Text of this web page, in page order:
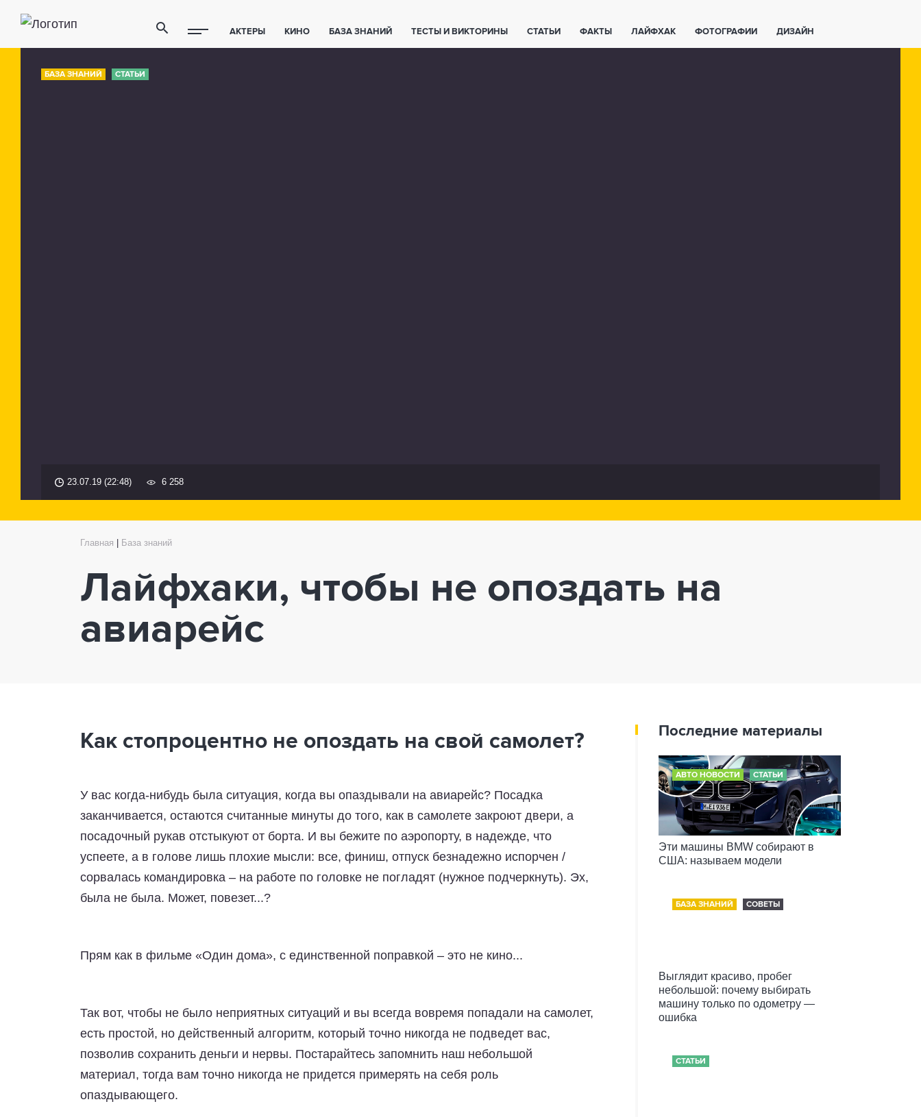
АКТЕРЫ КИНО БАЗА ЗНАНИЙ ТЕСТЫ И ВИКТОРИНЫ СТАТЬИ ФАКТЫ ЛАЙФХАК ФОТОГРАФИИ ДИЗАЙН
БАЗА ЗНАНИЙ СТАТЬИ
23.07.19 (22:48) 6 258
Главная База знаний
Лайфхаки, чтобы не опоздать на
авиарейс
Как стопроцентно не опоздать на свой самолет?
У вас когда-нибудь была ситуация, когда вы опаздывали на авиарейс? Посадка
заканчивается, остаются считанные минуты до того, как в самолете закроют двери, а
посадочный рукав отстыкуют от борта. И вы бежите по аэропорту, в надежде, что
успеете, а в голове лишь плохие мысли: все, финиш, отпуск безнадежно испорчен /
сорвалась командировка – на работе по головке не погладят (нужное подчеркнуть). Эх,
была не была. Может, повезет...?
Прям как в фильме «Один дома», с единственной поправкой – это не кино...
Так вот, чтобы не было неприятных ситуаций и вы всегда вовремя попадали на самолет,
есть простой, но действенный алгоритм, который точно никогда не подведет вас,
позволив сохранить деньги и нервы. Постарайтесь запомнить наш небольшой
материал, тогда вам точно никогда не придется примерять на себя роль
опаздывающего.
Последние материалы
АВТО НОВОСТИ СТАТЬИ
Эти машины BMW собирают в
США: называем модели
БАЗА ЗНАНИЙ СОВЕТЫ
Выглядит красиво, пробег
небольшой: почему выбирать
машину только по одометру —
ошибка
СТАТЬИ